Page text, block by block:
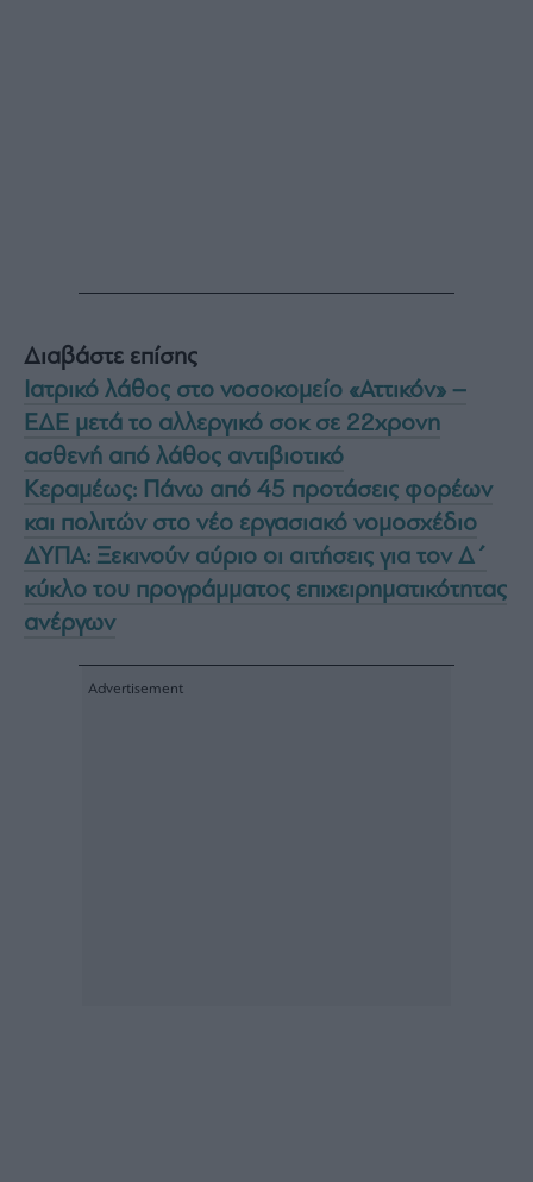
Διαβάστε επίσης
Ιατρικό λάθος στο νοσοκομείο «Αττικόν» –
ΕΔΕ μετά το αλλεργικό σοκ σε 22χρονη
ασθενή από λάθος αντιβιοτικό
Κεραμέως: Πάνω από 45 προτάσεις φορέων
και πολιτών στο νέο εργασιακό νομοσχέδιο
ΔΥΠΑ: Ξεκινούν αύριο οι αιτήσεις για τον Δ΄
κύκλο του προγράμματος επιχειρηματικότητας
ανέργων